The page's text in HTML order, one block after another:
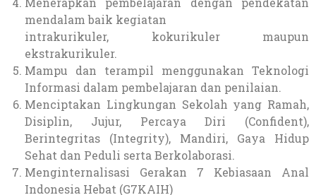
mendalam baik kegiatan
intrakurikuler, kokurikuler maupun
ekstrakurikuler.
Mampu dan terampil menggunakan Teknologi
Informasi dalam pembelajaran dan penilaian.
Menciptakan Lingkungan Sekolah yang Ramah,
Disiplin, Jujur, Percaya Diri (Confident),
Berintegritas (Integrity), Mandiri, Gaya Hidup
Sehat dan Peduli serta Berkolaborasi.
Menginternalisasi Gerakan 7 Kebiasaan Anal
Indonesia Hebat (G7KAIH)